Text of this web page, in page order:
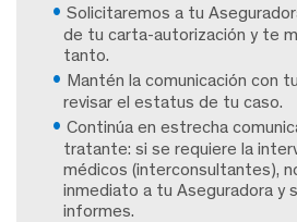
Solicitaremos a tu
de tu carta-autorización y te
tanto.
Mantén la comunicación con
revisar el estatus de tu caso.
Continúa en estrecha
tratante: si se requiere la
médicos (interconsultantes),
inmediato a tu Aseguradora y
informes.